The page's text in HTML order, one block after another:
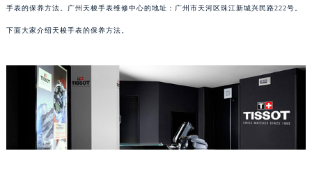
手表的保养方法。广州天梭手表维修中心的地址：广州市天河区珠江新城兴民路222号。
下面大家介绍天梭手表的保养方法。